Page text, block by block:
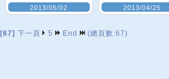
2013/05/02 2013/04/25
[67] 下一頁 5 End (總頁數:67)